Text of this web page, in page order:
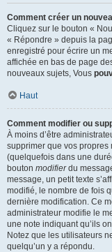
Comment créer un
Cliquez sur le bouton «
« Répondre » depuis la
enregistré pour écrire un
affichée en bas de page
nouveaux sujets, Vous
Haut
Comment modifier ou
À moins d’être
supprimer que vos propres
(quelquefois dans une
bouton modifierdu
message, un petit texte
modifié, le nombre de fois
dernière modification. Ce
administrateur modifie le
une note indiquant qu’ils
Notez que les utilisateurs
quelqu’un y a répondu.